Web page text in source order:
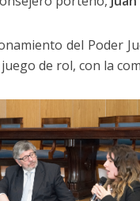
del Poder
de rol, con la